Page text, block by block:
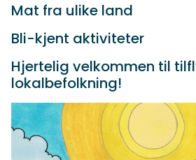
Mat fra ulike land
Bli-kjent aktiviteter
Hjertelig velkommen til
lokalbefolkning!